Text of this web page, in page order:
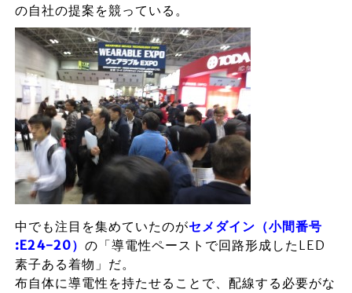
の自社の提案を競っている。
中でも注目を集めていたのがセメダイン（小間番号
:E24-20） の「導電性ペーストで回路形成したLED
素子ある着物」だ。
布自体に導電性を持たせることで、配線する必要がな